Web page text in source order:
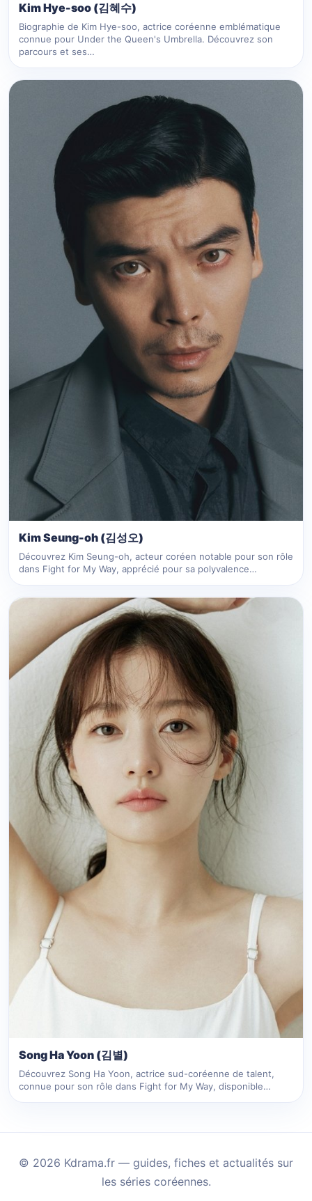
Kim Hye-soo (김혜수)
Biographie de Kim Hye-soo, actrice coréenne emblématique
connue pour Under the Queen's Umbrella. Découvrez son
parcours et ses…
Kim Seung-oh (김성오)
Découvrez Kim Seung-oh, acteur coréen notable pour son rôle
dans Fight for My Way, apprécié pour sa polyvalence…
Song Ha Yoon (김별)
Découvrez Song Ha Yoon, actrice sud-coréenne de talent,
connue pour son rôle dans Fight for My Way, disponible…
© 2026 Kdrama.fr — guides, fiches et actualités sur
les séries coréennes.